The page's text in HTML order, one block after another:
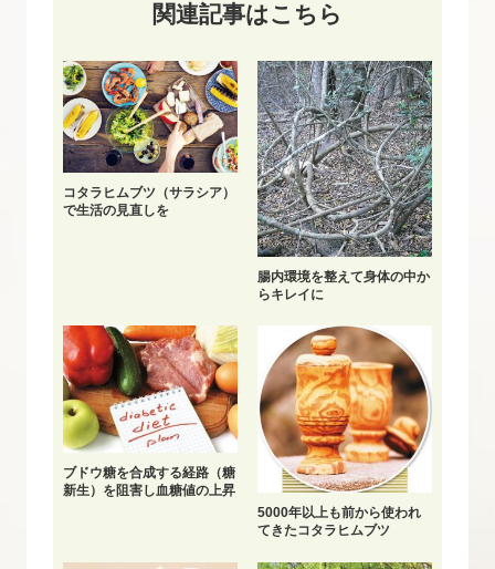
関連記事はこちら
コタラヒムブツ（サラシア）
で生活の見直しを
腸内環境を整えて身体の中か
らキレイに
ブドウ糖を合成する経路（糖
新生）を阻害し血糖値の上昇
5000年以上も前から使われ
てきたコタラヒムブツ